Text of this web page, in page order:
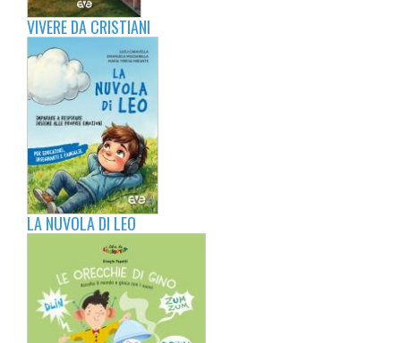
VIVERE DA CRISTIANI
LA NUVOLA DI LEO